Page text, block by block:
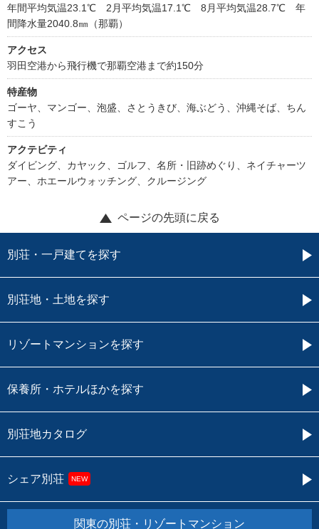
年間平均気温23.1℃ 2月平均気温17.1℃ 8月平均気温28.7℃ 年
間降水量2040.8㎜（那覇）
アクセス
羽田空港から飛行機で那覇空港まで約150分
特産物
ゴーヤ、マンゴー、泡盛、さとうきび、海ぶどう、沖縄そば、ちん
すこう
アクテビティ
ダイビング、カヤック、ゴルフ、名所・旧跡めぐり、ネイチャーツ
アー、ホエールウォッチング、クルージング
ページの先頭に戻る
別荘・一戸建てを探す
別荘地・土地を探す
リゾートマンションを探す
保養所・ホテルほかを探す
別荘地カタログ
シェア別荘 NEW
関東の別荘・リゾートマンション